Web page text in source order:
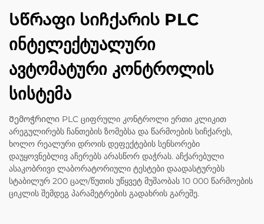
Სწრაფი სიჩქარის PLC
ინტელექტუალური
ავტომატური კონტროლის
სისტემა
Შემოჭრილი PLC ციფრული კონტროლი ერთი კლიკით
არეგულირებს ჩანთების ზომებსა და წარმოების სიჩქარეს,
ხოლო რეალური დროის დეფექტების სენსორები
დაუყოვნებლივ აჩერებს არასწორ დაჭრას. აჩქარებული
ასაკობრივი ლაბორატორიული ტესტები დაადასტურებს
სტაბილურ 200 ცალ/წუთის უწყვეტ მუშაობას 10 000 წარმოების
ციკლის შემდეგ პარამეტრების გადახრის გარეშე.